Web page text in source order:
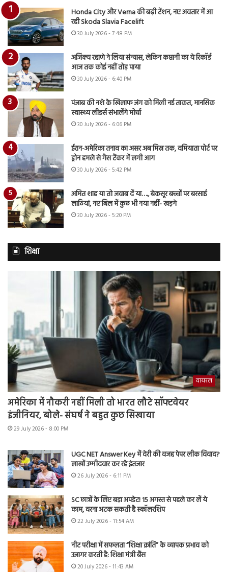
Honda City और Verna की बढ़ी टेंशन, नए अवतार में आ
रही Skoda Slavia Facelift
30 July 2026 - 7:48 PM
अजिंक्य रहाणे ने लिया संन्यास, लेकिन कप्तानी का ये रिकॉर्ड
आज तक कोई नहीं तोड़ पाया
30 July 2026 - 6:40 PM
पंजाब की नशे के खिलाफ जंग को मिली नई ताकत, मानसिक
स्वास्थ्य लीडर्स संभालेंगे मोर्चा
30 July 2026 - 6:06 PM
ईरान-अमेरिका तनाव का असर अब मिस्र तक, दमियाता पोर्ट पर
ड्रोन हमले से गैस टैंकर में लगी आग
30 July 2026 - 5:42 PM
अमित शाह या तो जवाब दें या…., बेकसूर बच्चों पर बरसाई
लाठियां, नए बिल में कुछ भी नया नहीं- खड़गे
30 July 2026 - 5:20 PM
शिक्षा
वायरल
अमेरिका में नौकरी नहीं मिली तो भारत लौटे सॉफ्टवेयर
इंजीनियर, बोले- संघर्ष ने बहुत कुछ सिखाया
29 July 2026 - 8:00 PM
UGC NET Answer Key में देरी की वजह पेपर लीक विवाद?
लाखों उम्मीदवार कर रहे इंतजार
26 July 2026 - 6:11 PM
SC छात्रों के लिए बड़ा अपडेट! 15 अगस्त से पहले कर लें ये
काम, वरना अटक सकती है स्कॉलरशिप
22 July 2026 - 11:54 AM
नीट परीक्षा में सफलता “शिक्षा क्रांति” के व्यापक प्रभाव को
उजागर करती है: शिक्षा मंत्री बैंस
20 July 2026 - 11:43 AM